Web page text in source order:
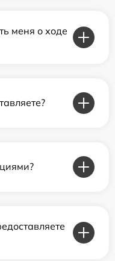
меня о ходе